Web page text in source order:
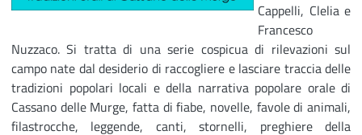
Cappelli, Clelia e
Francesco
Nuzzaco. Si tratta di una serie cospicua di rilevazioni sul
campo nate dal desiderio di raccogliere e lasciare traccia delle
tradizioni popolari locali e della narrativa popolare orale di
Cassano delle Murge, fatta di fiabe, novelle, favole di animali,
filastrocche, leggende, canti, stornelli, preghiere della